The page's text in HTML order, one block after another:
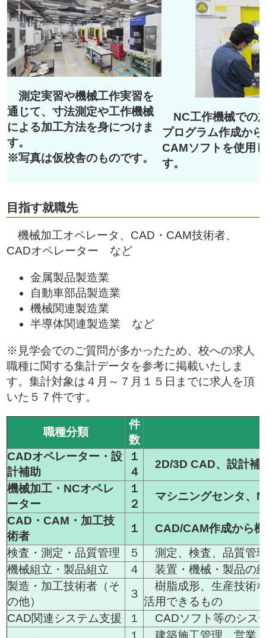
測定実習や機械工作実習を
通じて、寸法測定や工作機械
による加工方法を身につけま
す。
※写真は仮校舎のものです。
NC工作機械での
プログラム作成か
CAMソフトを使用
す。
目指す就職先
機械加工オペレータ、CAD・CAM技術者、
CADオペレーター など
金属製品製造業
自動車部品製造業
機械関連製造業
半導体関連製造業 など
※見学会でのご質問が多かったため、校への求人
職種に関する集計データを参考に掲載いたしま
す。集計対象は４月～７月１５日までに求人を頂
いた５７件です。
職種分類
件
数
CADオペレーター・設
計補助
１
４
2D/3D CAD、設計補
機械加工・NCオペレ
ーター
１
２
マシニングセンタ、
CAD・CAM・加工技
術者
１
CAD/CAM作成から
検査・測定・品質管理
５
測定、検査、品質管
機械組立・製品組立
４
装置・機械・製品の
製造・加工技術者（そ
の他）
３
樹脂成形、生産技術
活用できるもの
CAD関連システム支援
１
CADソフト等のシス
１ 建築施工管理、営業